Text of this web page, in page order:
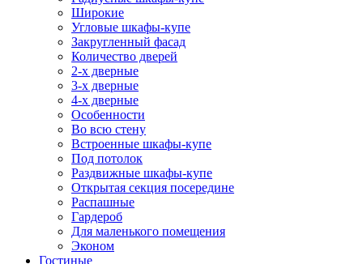
Широкие
Угловые шкафы-купе
Закругленный фасад
Количество дверей
2-х дверные
3-х дверные
4-х дверные
Особенности
Во всю стену
Встроенные шкафы-купе
Под потолок
Раздвижные шкафы-купе
Открытая секция посередине
Распашные
Гардероб
Для маленького помещения
Эконом
Гостиные